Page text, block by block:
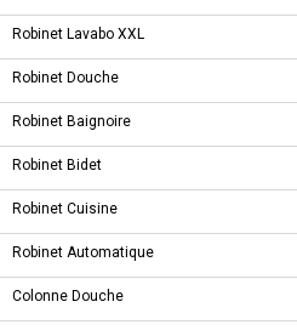
Robinet Lavabo XXL
Robinet Douche
Robinet Baignoire
Robinet Bidet
Robinet Cuisine
Robinet Automatique
Colonne Douche
5 AUTRES
CARRELAGES - CARRELAGE